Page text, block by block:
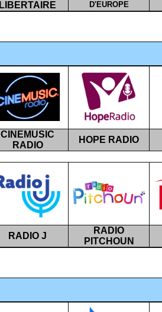
LIBERTAIRE D'EUROPE
CINEMUSIC
RADIO
HOPE RADIO
RADIO J
RADIO
PITCHOUN